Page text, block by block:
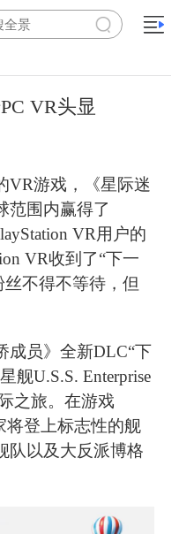
VR头显
VR游戏，《星际迷
范围内赢得了
VR用户的
VR收到了“下一
不得不等待，但
成员》全新DLC“下
舰U.S.S. Enterprise
之旅。在游戏
将登上标志性的舰
队以及大反派博格